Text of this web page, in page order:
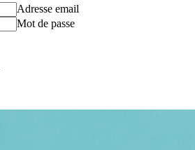
Adresse email
Mot de passe